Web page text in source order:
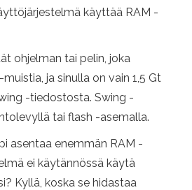
käyttää RAM -
ohjelman tai pelin, joka
ja sinulla on vain 1,5 Gt
-tiedostosta. Swing -
tai flash -asemalla.
asentaa enemmän RAM -
ei käytännössä käytä
Kyllä, koska se hidastaa